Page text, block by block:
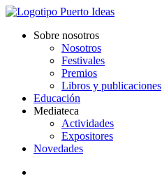
Sobre nosotros
Nosotros
Festivales
Premios
Libros y publicaciones
Educación
Mediateca
Actividades
Expositores
Novedades